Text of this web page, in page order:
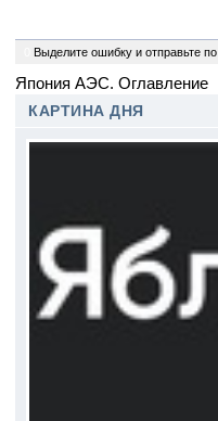
Выделите ошибку и отправьте по
Япония АЭС. Оглавление
КАРТИНА ДНЯ